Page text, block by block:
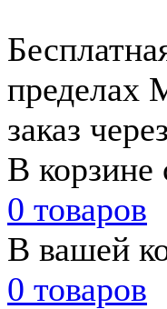
пределах
заказ
В корзине
0 товаров
В вашей
0 товаров